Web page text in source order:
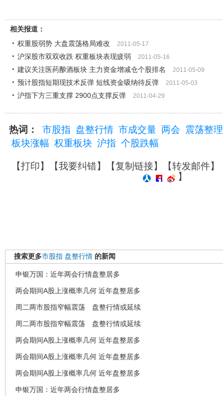
相关报道：
权重股弱势 大盘震荡格局难改
2011-05-17
沪深股市双双收跌 权重板块表现疲弱 2011-05-16
建议关注医药酿酒板块 主力资金增减仓个股排名 2011-05-09
预计股指短期现技术反弹 短线资金吸纳待反弹 2011-05-03
沪指下方三重支撑 2900点支撑反弹 2011-04-29
热词： 市股指 盘整行情 市成交量 两会
震荡整理
板块涨幅 权重板块 沪指 个股跌幅
【打印】【我要纠错】【复制链接】【转发邮件】
】
搜索更多市股指 盘整行情 的新闻
申银万国：近年两会行情盘整居多
两会期间A股上涨概率几何 近年盘整居多
周二两市股指窄幅震荡 盘整行情或延续
周二两市股指窄幅震荡 盘整行情或延续
两会期间A股上涨概率几何 近年盘整居多
两会期间A股上涨概率几何 近年盘整居多
两会期间A股上涨概率几何 近年盘整居多
申银万国：近年两会行情盘整居多